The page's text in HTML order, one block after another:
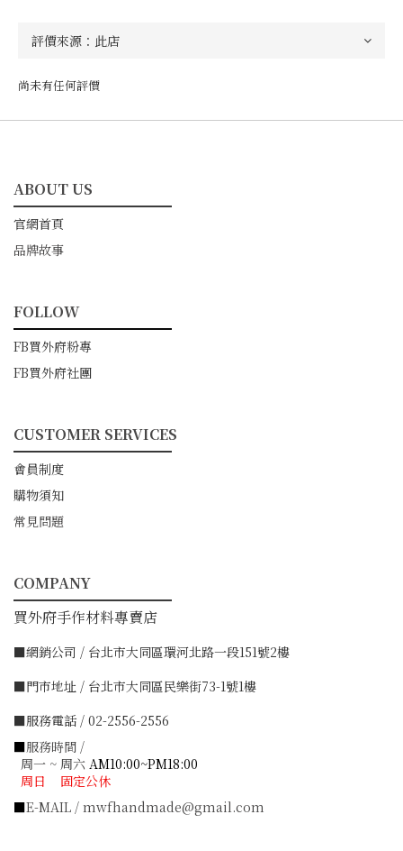
尚未有任何評價
ABOUT US
━━━━━━━━━━━
官網首頁
品牌故事
FOLLOW
━━━━━━━━━━━
FB買外府粉專
FB買外府社團
CUSTOMER SERVICES
━━━━━━━━━━━
會員制度
購物須知
常見問題
COMPANY
━━━━━━━━━━━
買外府手作材料專賣店
■網銷公司 / 台北市大同區環河北路一段151號2樓
■門市地址 / 台北市大同區民樂街73-1號1樓
■服務電話 / 02-2556-2556
■服務時間 /
周一 ~ 周六 AM10:00~PM18:00
周日 固定公休
■E-MAIL / mwfhandmade@gmail.com